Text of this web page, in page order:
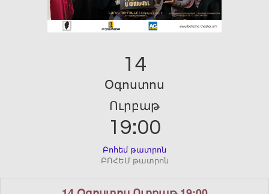
14
Օգոստոս
Ուրբաթ
19:00
Բոհեմ թատրոն
ԲՈՀԵՄ թատրոն